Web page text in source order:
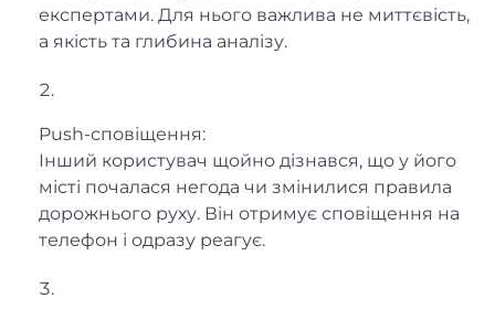
експертами. Для нього важлива не миттєвість,
а якість та глибина аналізу.
Push-сповіщення:
Інший користувач щойно дізнався, що у його
місті почалася негода чи змінилися правила
дорожнього руху. Він отримує сповіщення на
телефон і одразу реагує.